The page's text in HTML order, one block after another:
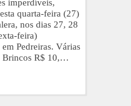
imperdíveis,
quarta-feira (27)
nos dias 27, 28
feira)
Pedreiras. Várias
Brincos R$ 10,…